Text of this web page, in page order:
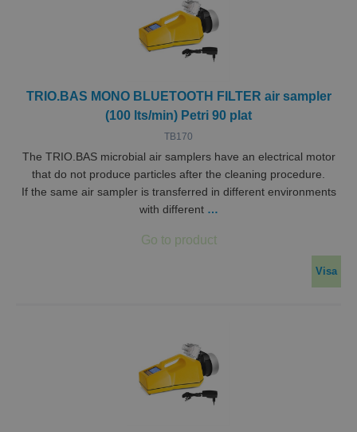
TRIO.BAS MONO BLUETOOTH FILTER air sampler
(100 lts/min) Petri 90 plat
TB170
The TRIO.BAS microbial air samplers have an electrical motor
that do not produce particles after the cleaning procedure.
If the same air sampler is transferred in different environments
with different …
Visa